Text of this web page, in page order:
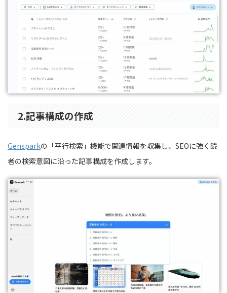
2.記事構成の作成
Gensparkの「平行検索」機能で関連情報を収集し、SEOに強く読
者の検索意図に沿った記事構成を作成します。